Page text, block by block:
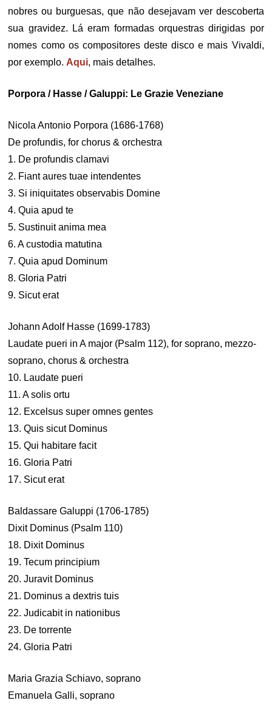
nobres ou burguesas, que não desejavam ver descoberta
sua gravidez. Lá eram formadas orquestras dirigidas por
nomes como os compositores deste disco e mais Vivaldi,
por exemplo. Aqui, mais detalhes.
Porpora / Hasse / Galuppi: Le Grazie Veneziane
Nicola Antonio Porpora (1686-1768)
De profundis, for chorus & orchestra
1. De profundis clamavi
2. Fiant aures tuae intendentes
3. Si iniquitates observabis Domine
4. Quia apud te
5. Sustinuit anima mea
6. A custodia matutina
7. Quia apud Dominum
8. Gloria Patri
9. Sicut erat
Johann Adolf Hasse (1699-1783)
Laudate pueri in A major (Psalm 112), for soprano, mezzo-
soprano, chorus & orchestra
10. Laudate pueri
11. A solis ortu
12. Excelsus super omnes gentes
13. Quis sicut Dominus
15. Qui habitare facit
16. Gloria Patri
17. Sicut erat
Baldassare Galuppi (1706-1785)
Dixit Dominus (Psalm 110)
18. Dixit Dominus
19. Tecum principium
20. Juravit Dominus
21. Dominus a dextris tuis
22. Judicabit in nationibus
23. De torrente
24. Gloria Patri
Maria Grazia Schiavo, soprano
Emanuela Galli, soprano